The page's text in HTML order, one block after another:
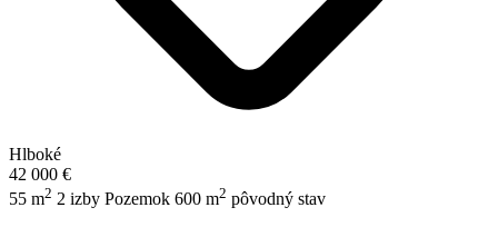
Hlboké
42 000 €
55 m2 2 izby Pozemok 600 m2 pôvodný stav